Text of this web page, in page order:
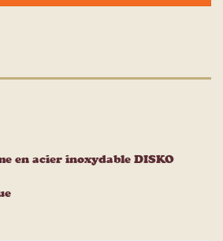
en acier inoxydable DISKO